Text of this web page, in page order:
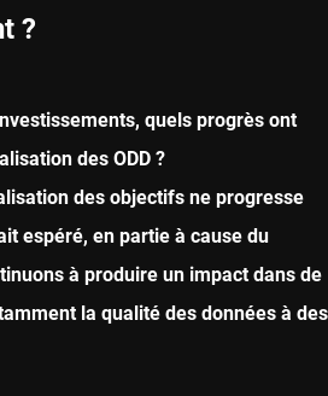
?
quels progrès ont
des ODD ?
des objectifs ne progresse
espéré, en partie à cause du
à produire un impact dans de
la qualité des données à des